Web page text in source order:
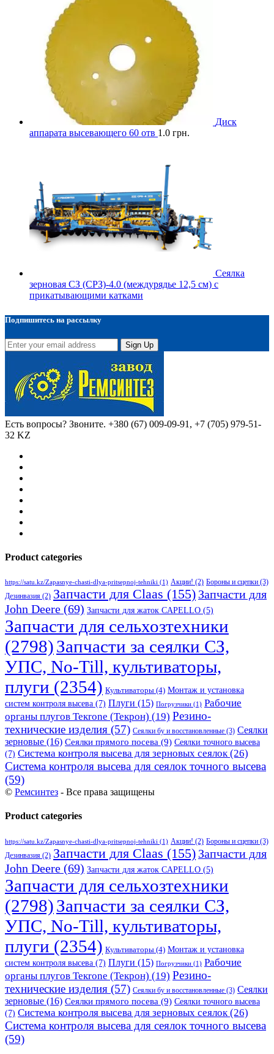
Диск
аппарата высевающего 60 отв 1.0 грн.
Сеялка
зерновая СЗ (СРЗ)-4.0 (междурядье 12,5 см) с
прикатывающими катками
Подпишитесь на рассылку
Sign Up
Есть вопросы? Звоните. +380 (67) 009-09-91, +7 (705) 979-51-
32 KZ
Product categories
https://satu.kz/Zapasnye-chasti-dlya-pritsepnoj-tehniki (1) Акции! (2) Бороны и сцепки (3)
Дезинвазия (2) Запчасти для Claas (155) Запчасти для
John Deere (69) Запчасти для жаток CAPELLO (5)
Запчасти для сельхозтехники
(2798)Запчасти за сеялки СЗ,
УПС, No-Till, культиваторы,
плуги (2354) Культиваторы (4) Монтаж и установка
систем контроля высева (7) Плуги (15) Погрузчики (1) Рабочие
органы плугов Текrоne (Текрон) (19) Резино-
технические изделия (57) Сеялки бу и восстановленные (3) Сеялки
зерновые (16) Сеялки прямого посева (9) Сеялки точного высева
(7) Система контроля высева для зерновых сеялок(26)
Система контроля высева для сеялок точного высева
(59)
© Ремсинтез - Все права защищены
Product categories
https://satu.kz/Zapasnye-chasti-dlya-pritsepnoj-tehniki (1) Акции! (2) Бороны и сцепки (3)
Дезинвазия (2) Запчасти для Claas (155) Запчасти для
John Deere (69) Запчасти для жаток CAPELLO (5)
Запчасти для сельхозтехники
(2798)Запчасти за сеялки СЗ,
УПС, No-Till, культиваторы,
плуги (2354) Культиваторы (4) Монтаж и установка
систем контроля высева (7) Плуги (15) Погрузчики (1) Рабочие
органы плугов Текrоne (Текрон) (19) Резино-
технические изделия (57) Сеялки бу и восстановленные (3) Сеялки
зерновые (16) Сеялки прямого посева (9) Сеялки точного высева
(7) Система контроля высева для зерновых сеялок (26)
Система контроля высева для сеялок точного высева
(59)